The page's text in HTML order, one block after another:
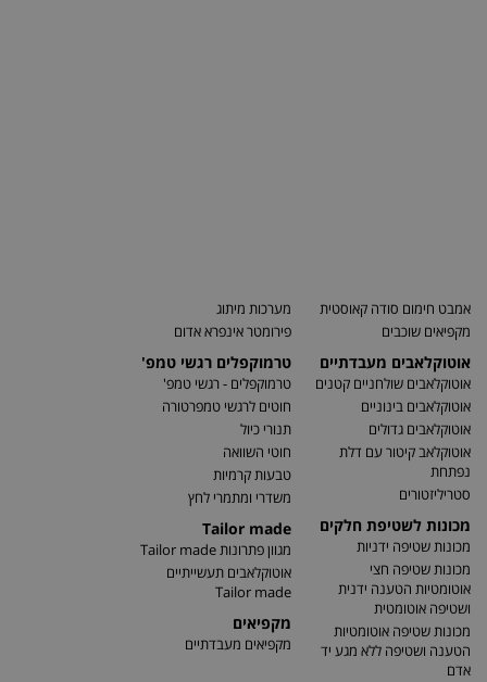
אמבט חימום סודה קאוסטית
מקפיאים שוכבים
אוטוקלאבים מעבדתיים
אוטוקלאבים שולחניים קטנים
אוטוקלאבים בינוניים
אוטוקלאבים גדולים
אוטוקלאב קיטור עם דלת
נפתחת
סטריליזטורים
מכונות לשטיפת חלקים
מכונות שטיפה ידניות
מכונות שטיפה חצי
אוטומטיות הטענה ידנית
ושטיפה אוטומטית
מכונות שטיפה אוטומטיות
הטענה ושטיפה ללא מגע יד
אדם
מערכות מיתוג
פירומטר אינפרא אדום
טרמוקפלים רגשי טמפ'
טרמוקפלים - רגשי טמפ'
חוטים לרגשי טמפרטורה
תנורי כיול
חוטי השוואה
טבעות קרמיות
משדרי ומתמרי לחץ
Tailor made
מגוון פתרונות Tailor made
אוטוקלאבים תעשייתיים
Tailor made
מקפיאים
מקפיאים מעבדתיים